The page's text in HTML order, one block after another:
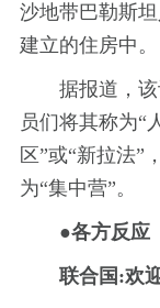
沙地带巴勒斯
建立的住房中。
据报道，该
员们将其称为“
区”或“新拉法”
为“集中
●各方反应
联合国:欢迎